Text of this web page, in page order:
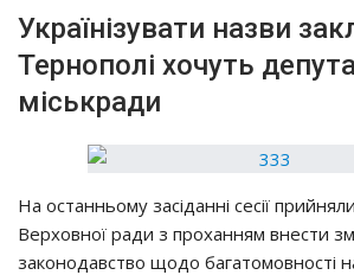
Українізувати назви
Тернополі хочуть
міськради
На останньому засіданні сесії
Верховної ради з проханням внести
законодавство щодо багатомовності